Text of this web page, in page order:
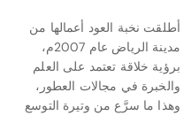
أطلقت نخبة العود أعمالها من
مدينة الرياض عام 2007م،
برؤية خلاقة تعتمد على العلم
والخبرة في مجالات العطور،
وهذا ما سرَّع من وتيرة التوسع